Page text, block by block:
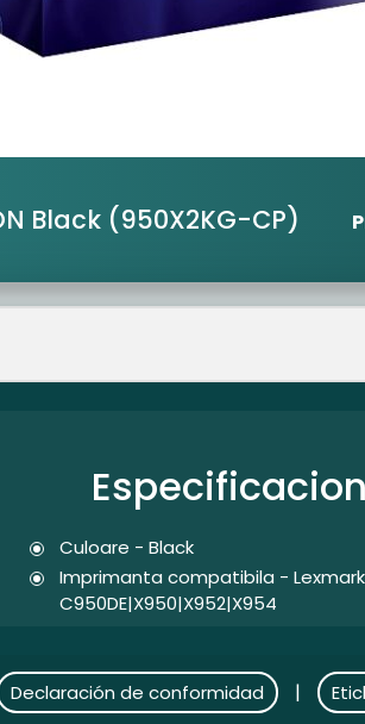
Black (950X2KG-CP)
Culoare - Black
Imprimanta compatibila - Lexmark
C950DE|X950|X952|X954
Declaración de conformidad |